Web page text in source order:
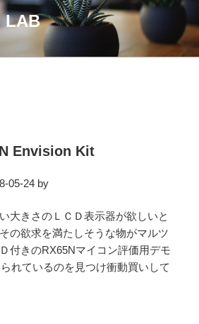
LAB
Envision Kit
05-24 by
大きさのＬＣＤ表示器が欲しいと
の欲求を満たしそうな物がマルツ
付きのRX65Nマイコン評価用デモ
れているのを見つけ衝動買いして